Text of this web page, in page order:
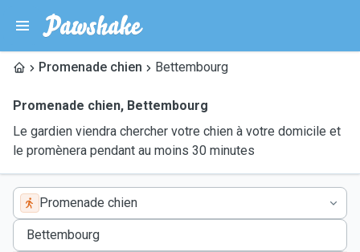
Promenade chien Bettembourg
Promenade chien, Bettembourg
Le gardien viendra chercher votre chien à votre domicile et
le promènera pendant au moins 30 minutes
Promenade chien